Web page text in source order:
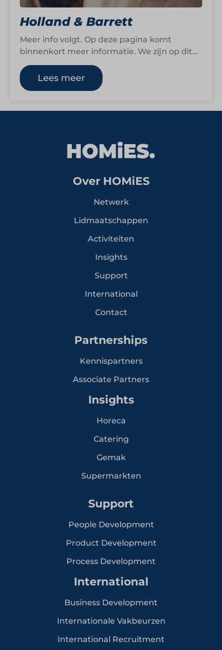
Holland & Barrett
Meer info volgt. Op deze pagina komt
binnenkort meer informatie. We zijn op dit
moment namelijk nog druk bezig om…
Lees meer
Over HOMiES
Netwerk
Lidmaatschappen
Activiteiten
Insights
Support
International
Contact
Partnerships
Kennispartners
Associate Partners
Insights
Horeca
Catering
Gemak
Supermarkten
Support
People Development
Product Development
Process Development
International
Business Development
Internationale Vakbeurzen
International Recruitment